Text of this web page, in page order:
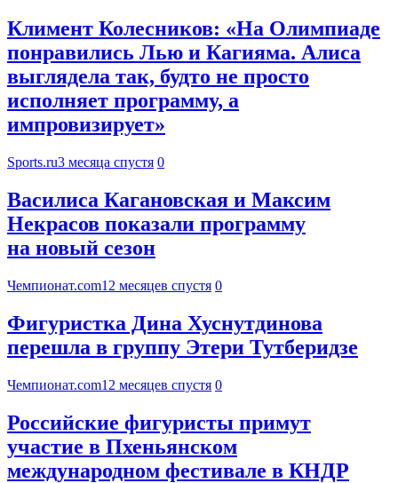
Климент Колесников: «На Олимпиаде
понравились Лью и Кагияма. Алиса
выглядела так, будто не просто
исполняет программу, а
импровизирует»
Sports.ru3 месяца спустя 0
Василиса Кагановская и Максим
Некрасов показали программу
на новый сезон
Чемпионат.com12 месяцев спустя 0
Фигуристка Дина Хуснутдинова
перешла в группу Этери Тутберидзе
Чемпионат.com12 месяцев спустя 0
Российские фигуристы примут
участие в Пхеньянском
международном фестивале в КНДР